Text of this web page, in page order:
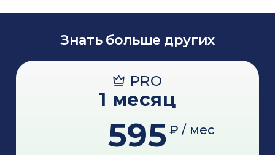
Знать больше других
PRO
1 месяц
595 ₽ / мес